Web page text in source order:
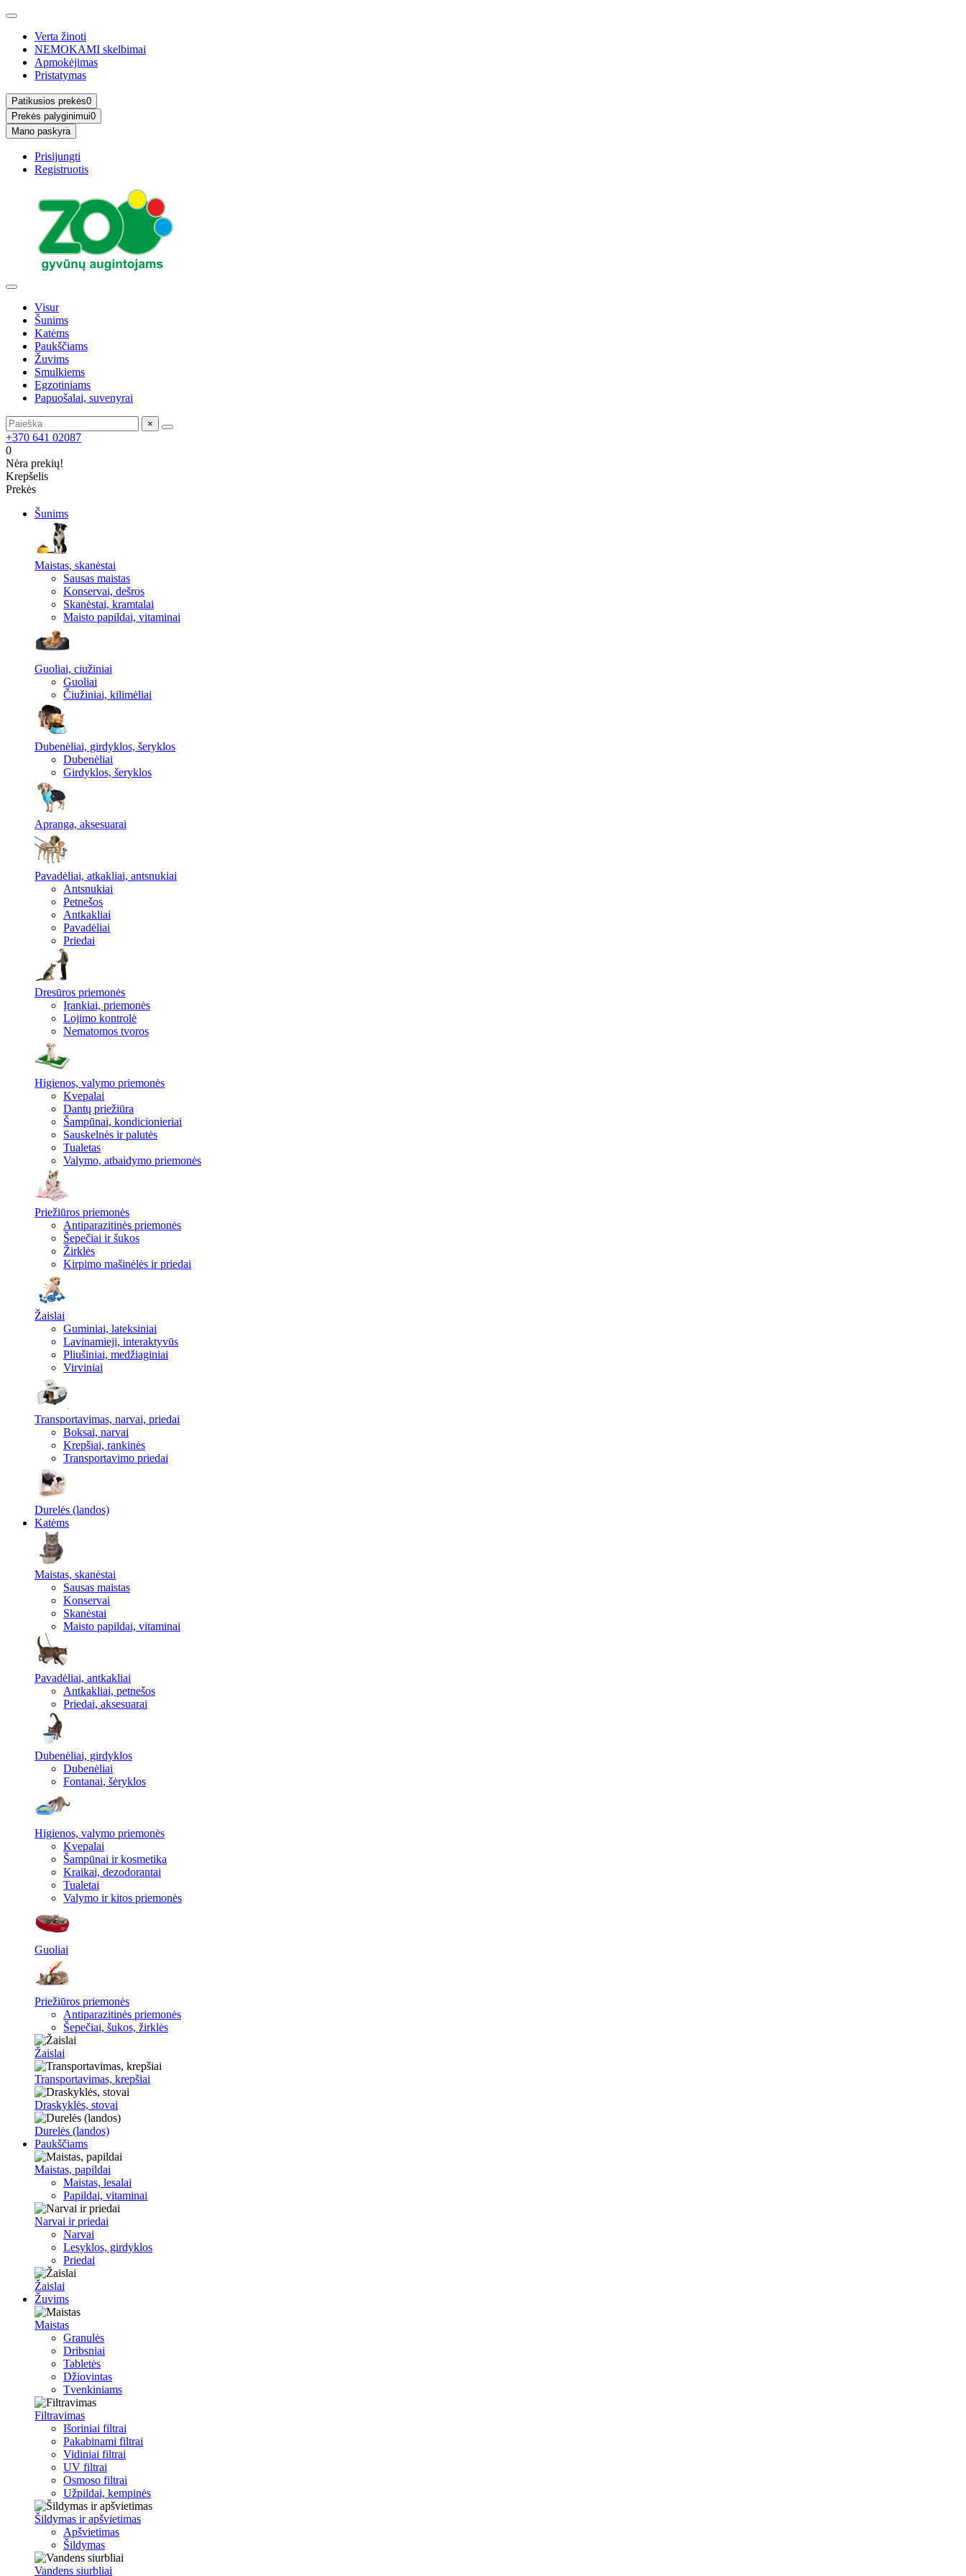
Verta žinoti
NEMOKAMI skelbimai
Apmokėjimas
Pristatymas
Patikusios prekės0
Prekės palyginimui0
Mano paskyra
Prisijungti
Registruotis
Visur
Šunims
Katėms
Paukščiams
Žuvims
Smulkiems
Egzotiniams
Papuošalai, suvenyrai
×
+370 641 02087
0
Nėra prekių!
Krepšelis
Prekės
Šunims
Maistas, skanėstai
Sausas maistas
Konservai, dešros
Skanėstai, kramtalai
Maisto papildai, vitaminai
Guoliai, ciužiniai
Guoliai
Čiužiniai, kilimėliai
Dubenėliai, girdyklos, šeryklos
Dubenėliai
Girdyklos, šeryklos
Apranga, aksesuarai
Pavadėliai, atkakliai, antsnukiai
Antsnukiai
Petnešos
Antkakliai
Pavadėliai
Priedai
Dresūros priemonės
Įrankiai, priemonės
Lojimo kontrolė
Nematomos tvoros
Higienos, valymo priemonės
Kvepalai
Dantų priežiūra
Šampūnai, kondicionieriai
Sauskelnės ir palutės
Tualetas
Valymo, atbaidymo priemonės
Priežiūros priemonės
Antiparazitinės priemonės
Šepečiai ir šukos
Žirklės
Kirpimo mašinėlės ir priedai
Žaislai
Guminiai, lateksiniai
Lavinamieji, interaktyvūs
Pliušiniai, medžiaginiai
Virviniai
Transportavimas, narvai, priedai
Boksai, narvai
Krepšiai, rankinės
Transportavimo priedai
Durelės (landos)
Katėms
Maistas, skanėstai
Sausas maistas
Konservai
Skanėstai
Maisto papildai, vitaminai
Pavadėliai, antkakliai
Antkakliai, petnešos
Priedai, aksesuarai
Dubenėliai, girdyklos
Dubenėliai
Fontanai, šėryklos
Higienos, valymo priemonės
Kvepalai
Šampūnai ir kosmetika
Kraikai, dezodorantai
Tualetai
Valymo ir kitos priemonės
Guoliai
Priežiūros priemonės
Antiparazitinės priemonės
Šepečiai, šukos, žirklės
Žaislai
Transportavimas, krepšiai
Draskyklės, stovai
Durelės (landos)
Paukščiams
Maistas, papildai
Maistas, lesalai
Papildai, vitaminai
Narvai ir priedai
Narvai
Lesyklos, girdyklos
Priedai
Žaislai
Žuvims
Maistas
Granulės
Dribsniai
Tabletės
Džiovintas
Tvenkiniams
Filtravimas
Išoriniai filtrai
Pakabinami filtrai
Vidiniai filtrai
UV filtrai
Osmoso filtrai
Užpildai, kempinės
Šildymas ir apšvietimas
Apšvietimas
Šildymas
Vandens siurbliai